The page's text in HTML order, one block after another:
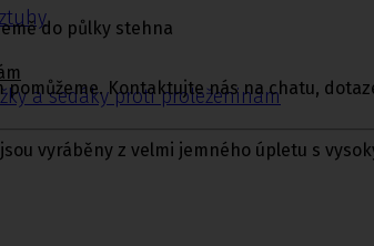
a sedáky proti proleženinám
do půlky stehna
Kontaktujte nás na chatu,
jsou vyráběny z velmi jemného úpletu s